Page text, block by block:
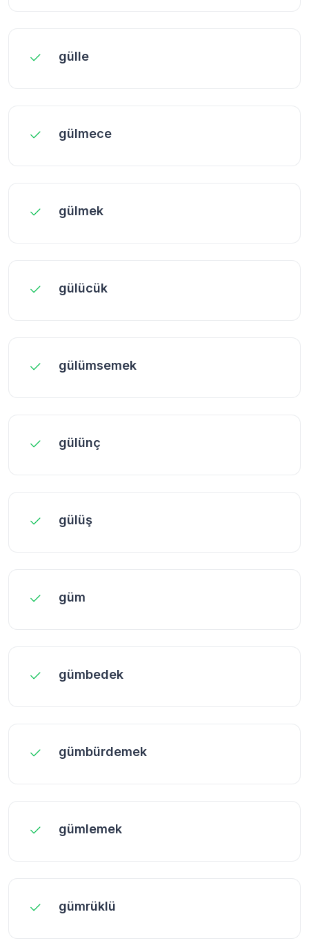
gülle
gülmece
gülmek
gülücük
gülümsemek
gülünç
gülüş
güm
gümbedek
gümbürdemek
gümlemek
gümrüklü